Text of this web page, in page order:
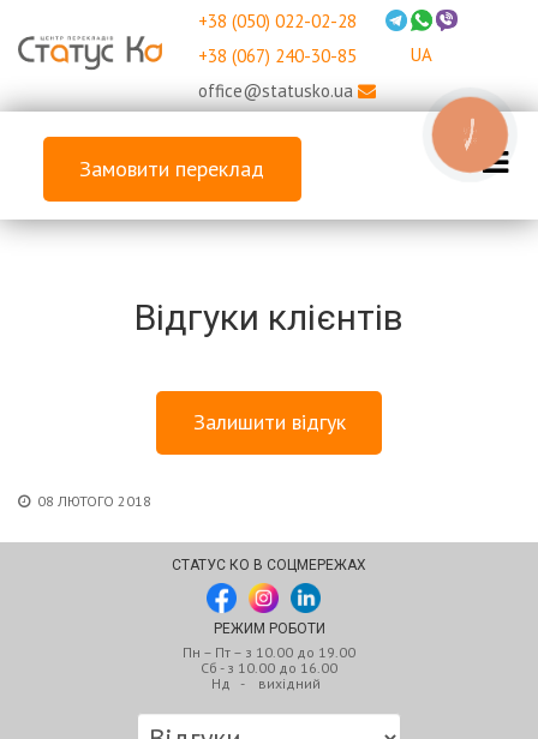
+38 (050) 022-02-28
+38 (067) 240-30-85
office@statusko.ua
UA
Замовити переклад
Відгуки клієнтів
Залишити відгук
08 ЛЮТОГО 2018
СТАТУС КО В СОЦМЕРЕЖАХ
РЕЖИМ РОБОТИ
Пн – Пт – з 10.00 до 19.00
Сб - з 10.00 до 16.00
Нд - вихідний
КНОПКА
ЗВ'ЯЗКУ